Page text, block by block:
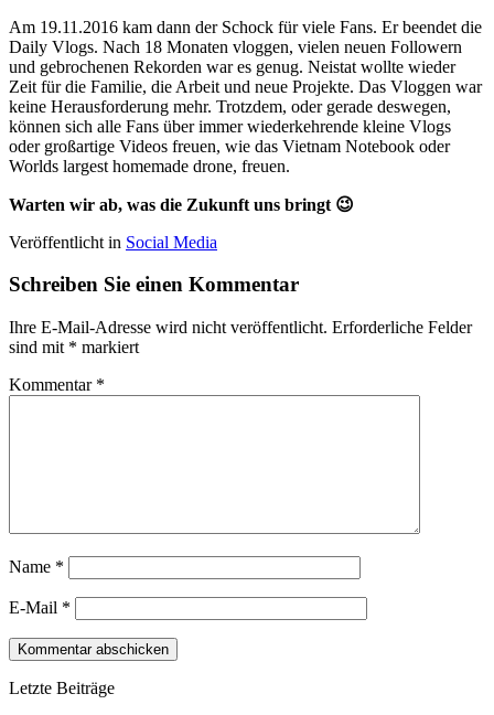
Am 19.11.2016 kam dann der Schock für viele Fans. Er beendet die
Daily Vlogs. Nach 18 Monaten vloggen, vielen neuen Followern
und gebrochenen Rekorden war es genug. Neistat wollte wieder
Zeit für die Familie, die Arbeit und neue Projekte. Das Vloggen war
keine Herausforderung mehr. Trotzdem, oder gerade deswegen,
können sich alle Fans über immer wiederkehrende kleine Vlogs
oder großartige Videos freuen, wie das Vietnam Notebook oder
Worlds largest homemade drone, freuen.
Warten wir ab, was die Zukunft uns bringt 😉
Veröffentlicht in Social Media
Schreiben Sie einen Kommentar
Ihre E-Mail-Adresse wird nicht veröffentlicht. Erforderliche Felder
sind mit * markiert
Kommentar *
Name *
E-Mail *
Letzte Beiträge